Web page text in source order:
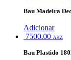
Bau Madeira
Adicionar
7500.00 AKZ
Bau Plastido